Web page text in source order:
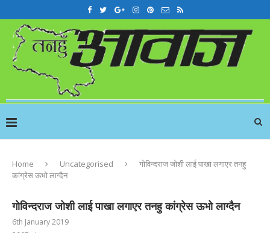
Home Uncategorised
गोविन्दराज जोशी लाई पाखा लगाएर तनहु
कांग्रेस ऊभो लाग्दैन
गोविन्दराज जोशी लाई पाखा लगाएर तनहु कांग्रेस ऊभो लाग्दैन
6th January 2019